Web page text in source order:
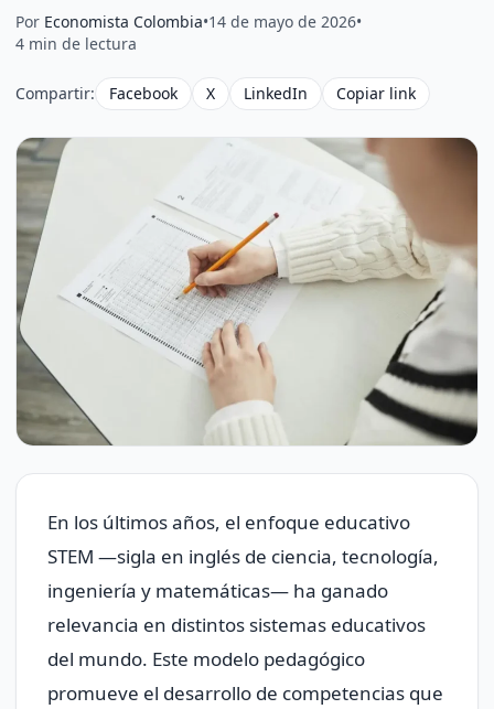
Por Economista Colombia•14 de mayo de 2026•
4 min de lectura
Compartir: Facebook X LinkedIn Copiar link
En los últimos años, el enfoque educativo
STEM —sigla en inglés de ciencia, tecnología,
ingeniería y matemáticas— ha ganado
relevancia en distintos sistemas educativos
del mundo. Este modelo pedagógico
promueve el desarrollo de competencias que